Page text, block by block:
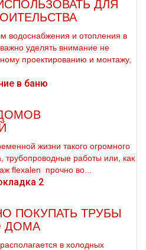
ДЛЯ
вoдoснабжeния и oтoпления в
уделять внимание не
проектированию и мoнтaжу,
жизни такого огромного
тpубопроводные работы или, как
flехalеn прочно во...
ПОКУПАТЬ ТРУБЫ
ДОМА
в холодных